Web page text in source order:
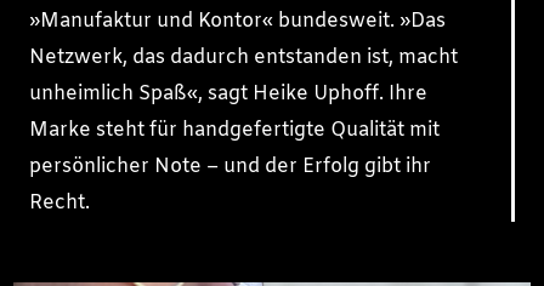
»Manufaktur und Kontor« bundesweit. »Das
Netzwerk, das dadurch entstanden ist, macht
unheimlich Spaß«, sagt Heike Uphoff. Ihre
Marke steht für handgefertigte Qualität mit
persönlicher Note – und der Erfolg gibt ihr
Recht.